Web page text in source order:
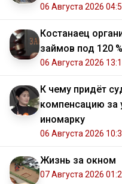
06 Августа 2026
Костанаец
займов под 120
06 Августа 2026
К чему придёт
компенсацию за
иномарку
06 Августа 2026
Жизнь за окном
07 Августа 2026